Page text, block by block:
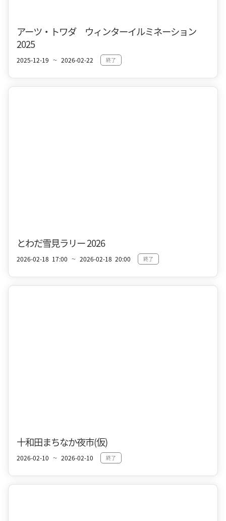
アーツ・トワダ ウィンターイルミネーション
2025
2025-12-19 〜 2026-02-22 終了
とわだ雪見ラリー 2026
2026-02-18 17:00 〜 2026-02-18 20:00 終了
十和田まちなか夜市(仮)
2026-02-10 〜 2026-02-10 終了